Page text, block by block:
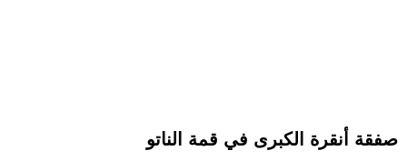
صفقة أنقرة الكبرى في قمة الناتو